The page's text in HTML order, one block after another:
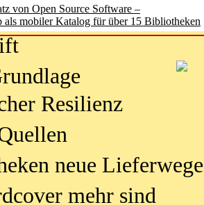
von Open Source Software –
mobiler Katalog für über 15 Bibliotheken
über KI-Texte
Resilienz
neue Lieferwege
mehr sind